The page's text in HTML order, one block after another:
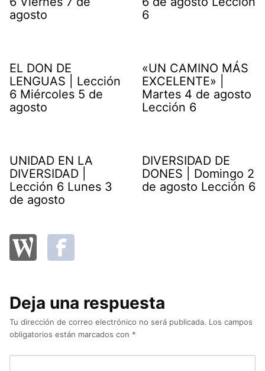
agosto
6
EL DON DE
LENGUAS | Lección
6 Miércoles 5 de
agosto
«UN CAMINO MÁS
EXCELENTE» |
Martes 4 de agosto
Lección 6
UNIDAD EN LA
DIVERSIDAD |
Lección 6 Lunes 3
de agosto
DIVERSIDAD DE
DONES | Domingo 2
de agosto Lección 6
Deja una respuesta
Tu dirección de correo electrónico no será publicada. Los campos
obligatorios están marcados con *